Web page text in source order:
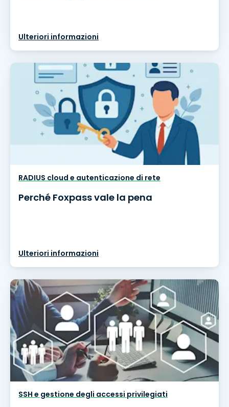
Ulteriori informazioni
RADIUS cloud e autenticazione di rete
Perché Foxpass vale la pena
Ulteriori informazioni
SSH e gestione degli accessi privilegiati